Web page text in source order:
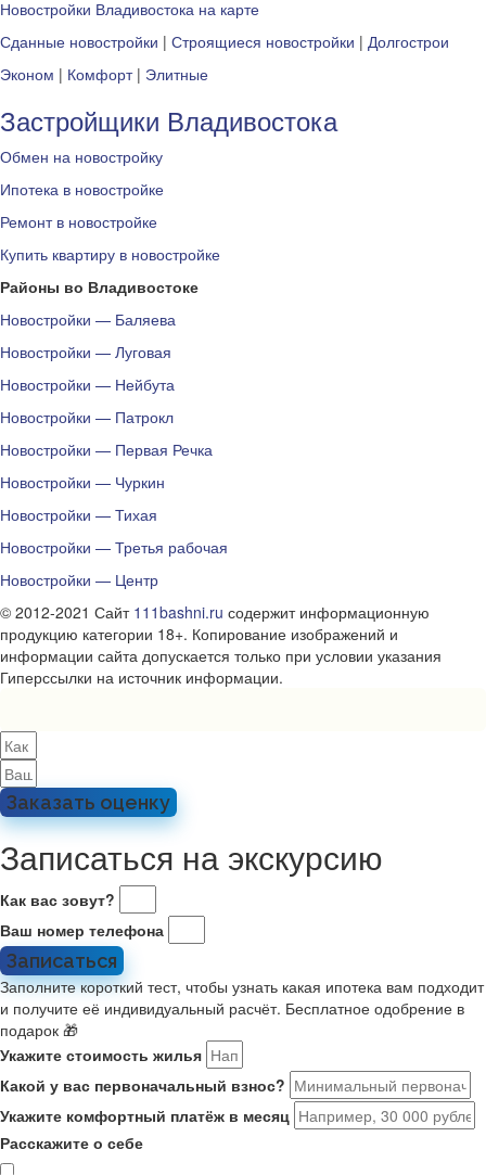
Новостройки Владивостока на карте
Сданные новостройки | Строящиеся новостройки | Долгострои
Эконом | Комфорт| Элитные
Застройщики Владивостока
Обмен на новостройку
Ипотека в новостройке
Ремонт в новостройке
Купить квартиру в новостройке
Районы во Владивостоке
Новостройки — Баляева
Новостройки — Луговая
Новостройки — Нейбута
Новостройки — Патрокл
Новостройки — Первая Речка
Новостройки — Чуркин
Новостройки — Тихая
Новостройки — Третья рабочая
Новостройки — Центр
© 2012-2021 Сайт 111bashni.ru содержит информационную
продукцию категории 18+. Копирование изображений и
информации сайта допускается только при условии указания
Гиперссылки на источник информации.
Заказать оценку
Записаться на экскурсию
Как вас зовут?
Ваш номер телефона
Записаться
Заполните короткий тест, чтобы узнать какая ипотека вам подходит
и получите её индивидуальный расчёт. Бесплатное одобрение в
подарок 🎁
Укажите стоимость жилья
Какой у вас первоначальный взнос?
Укажите комфортный платёж в месяц
Расскажите о себе